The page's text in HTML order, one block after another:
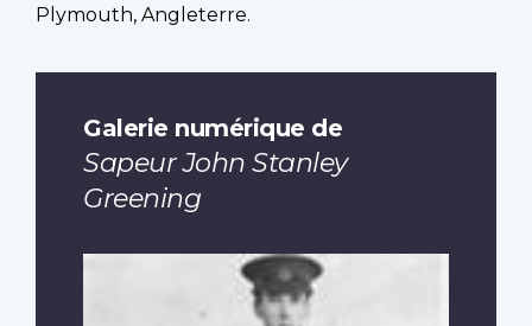
Plymouth, Angleterre.
Galerie numérique de
Sapeur John Stanley
Greening